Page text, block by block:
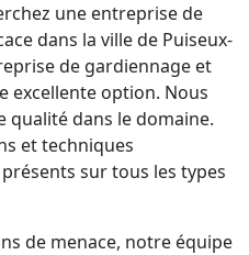
une entreprise de
dans la ville de Puiseux-
de gardiennage et
excellente option. Nous
qualité dans le domaine.
et techniques
sur tous les types
de menace, notre équipe